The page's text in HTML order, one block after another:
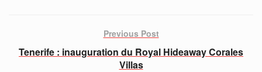
Previous Post
Tenerife : inauguration du Royal Hideaway Corales
Villas